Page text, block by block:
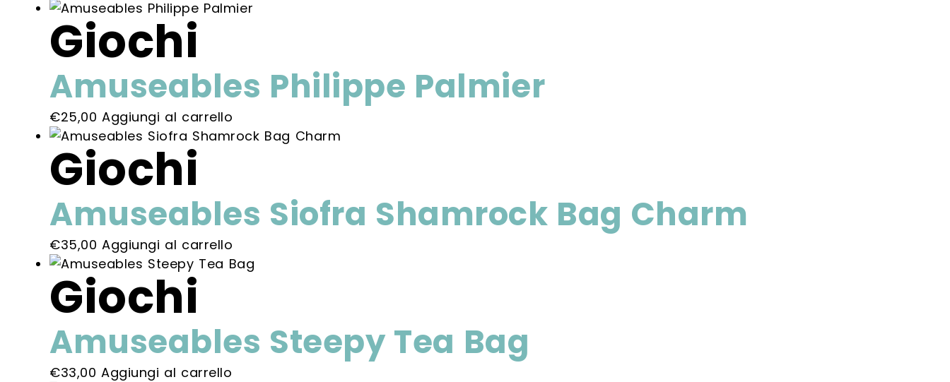
prodotto
ha
più
Le
opzioni
possono
essere
scelte
nella
del
prodotto
Giochi
Amuseables Philippe Palmier
€25,00 Aggiungi al carrello
Giochi
Amuseables Siofra Shamrock Bag Charm
€35,00 Aggiungi al carrello
Giochi
Amuseables Steepy Tea Bag
€33,00 Aggiungi al carrello